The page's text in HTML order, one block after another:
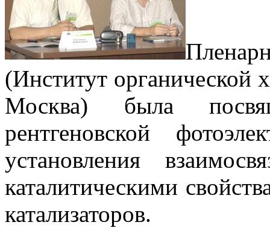
(Институт
Москва) была
рентгеновской
установления
каталитическими
катализаторов.